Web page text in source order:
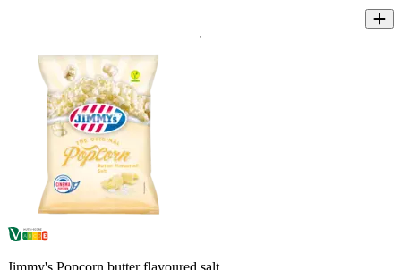
Jimmy's Popcorn butter flavoured salt